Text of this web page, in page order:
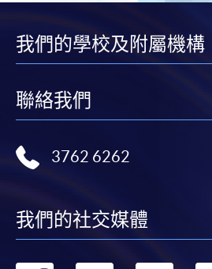
我們的學校及附屬機構
聯絡我們
3762 6262
我們的社交媒體